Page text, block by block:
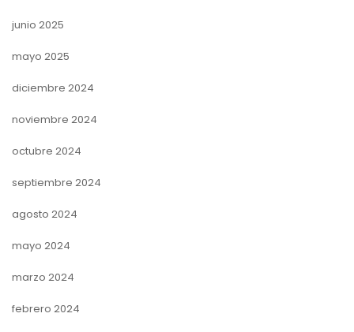
junio 2025
mayo 2025
diciembre 2024
noviembre 2024
octubre 2024
septiembre 2024
agosto 2024
mayo 2024
marzo 2024
febrero 2024